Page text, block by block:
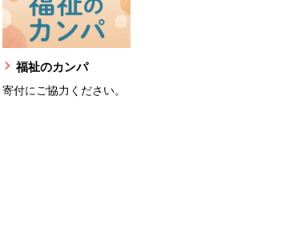
福祉のカンパ
寄付にご協力ください。